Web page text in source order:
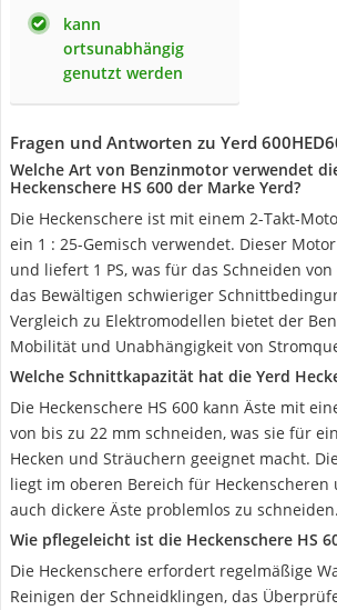
kann
ortsunabhängig
genutzt werden
Fragen und Antworten zu Yerd
Welche Art von Benzinmotor verwendet
Heckenschere HS 600 der Marke Yerd?
Die Heckenschere ist mit einem 2-Takt-
ein 1 : 25-Gemisch verwendet. Dieser
und liefert 1 PS, was für das Schneiden
das Bewältigen schwieriger
Vergleich zu Elektromodellen bietet der
Mobilität und Unabhängigkeit von
Welche Schnittkapazität hat die Yerd
Die Heckenschere HS 600 kann Äste mit
von bis zu 22 mm schneiden, was sie für
Hecken und Sträuchern geeignet macht.
liegt im oberen Bereich für Heckenscheren
auch dickere Äste problemlos zu schneiden.
Wie pflegeleicht ist die Heckenschere HS
Die Heckenschere erfordert regelmäßige
Reinigen der Schneidklingen, das